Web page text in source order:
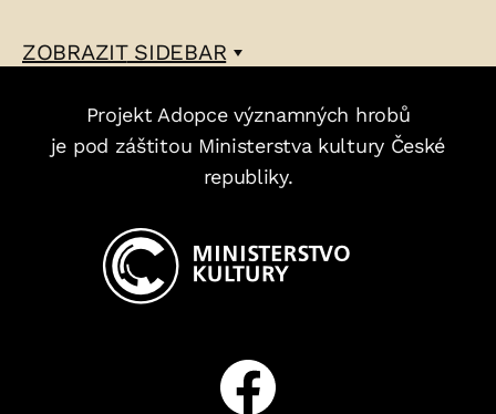
ZOBRAZITSIDEBAR
Projekt Adopce významných hrobů
je pod záštitou Ministerstva kultury České
republiky.
Facebook